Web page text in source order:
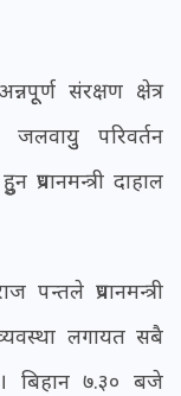
संरक्षण क्षेत्र
परिवर्तन
प्रधानमन्त्री दाहाल
प्रधानमन्त्री
लगायत सबै
बिहान ७.३० बजे